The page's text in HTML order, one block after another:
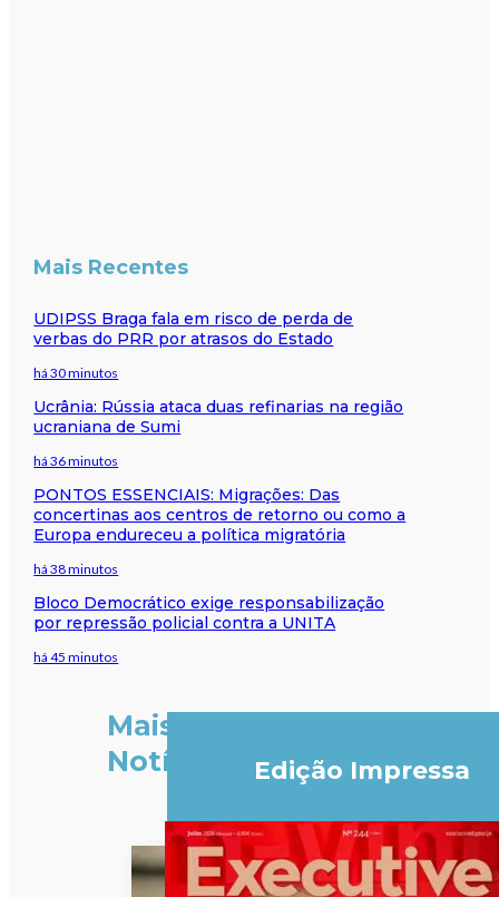
Mais Recentes
UDIPSS Braga fala em risco de perda de
verbas do PRR por atrasos do Estado
há 30 minutos
Ucrânia: Rússia ataca duas refinarias na região
ucraniana de Sumi
há 36 minutos
PONTOS ESSENCIAIS: Migrações: Das
concertinas aos centros de retorno ou como a
Europa endureceu a política migratória
há 38 minutos
Bloco Democrático exige responsabilização
por repressão policial contra a UNITA
há 45 minutos
Mais
Notícias
Edição Impressa